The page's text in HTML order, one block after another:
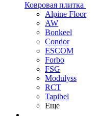
Ковровая плитка
Alpine Floor
AW
Bonkeel
Condor
ESCOM
Forbo
FSG
Modulyss
RCT
Tapibel
Еще